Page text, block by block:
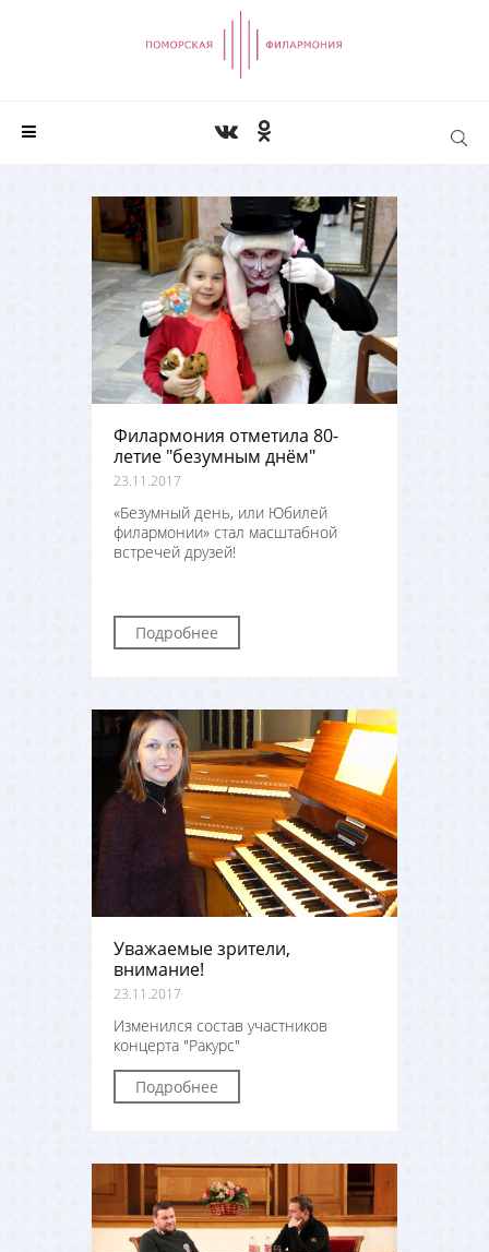
Филармония отметила 80-
летие "безумным днём"
23.11.2017
«Безумный день, или Юбилей
филармонии» стал масштабной
встречей друзей!
Подробнее
Уважаемые зрители,
внимание!
23.11.2017
Изменился состав участников
концерта "Ракурс"
Подробнее